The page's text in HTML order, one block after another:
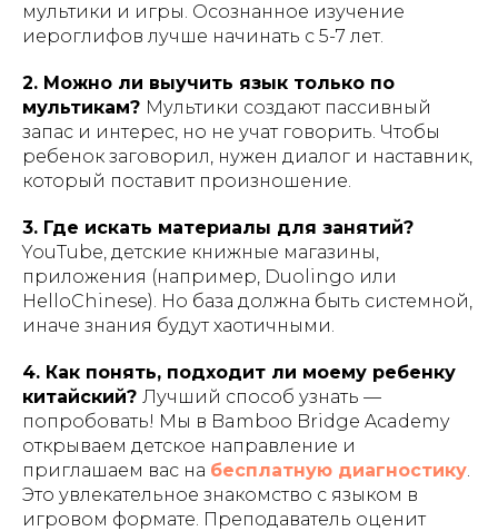
мультики и игры. Осознанное изучение
иероглифов лучше начинать с 5-7 лет.
2. Можно ли выучить язык только по
мультикам? Мультики создают пассивный
запас и интерес, но не учат говорить. Чтобы
ребенок заговорил, нужен диалог и наставник,
который поставит произношение.
3. Где искать материалы для занятий?
YouTube, детские книжные магазины,
приложения (например, Duolingo или
HelloChinese). Но база должна быть системной,
иначе знания будут хаотичными.
4. Как понять, подходит ли моему ребенку
китайский? Лучший способ узнать —
попробовать! Мы в Bamboo Bridge Academy
открываем детское направление и
приглашаем вас на бесплатную диагностику.
Это увлекательное знакомство с языком в
игровом формате. Преподаватель оценит